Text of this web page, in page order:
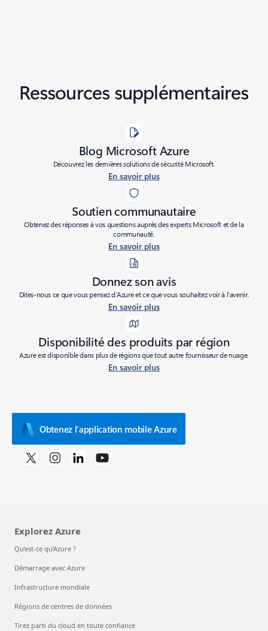
Ressources supplémentaires
Blog Microsoft Azure
Découvrez les dernières solutions de sécurité Microsoft.
En savoir plus
Soutien communautaire
Obtenez des réponses à vos questions auprès des experts Microsoft et de la
communauté.
En savoir plus
Donnez son avis
Dites-nous ce que vous pensez d’Azure et ce que vous souhaitez voir à l’avenir.
En savoir plus
Disponibilité des produits par région
Azure est disponible dans plus de régions que tout autre fournisseur de nuage.
En savoir plus
Obtenez l'application mobile Azure
Explorez Azure
Qu’est-ce qu’Azure ?
Démarrage avec Azure
Infrastructure mondiale
Régions de centres de données
Tirez parti du cloud en toute confiance